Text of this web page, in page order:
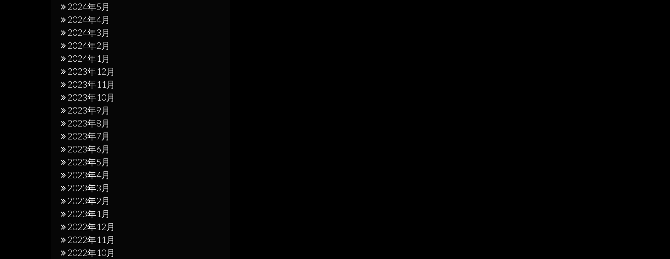
2024年5月
2024年4月
2024年3月
2024年2月
2024年1月
2023年12月
2023年11月
2023年10月
2023年9月
2023年8月
2023年7月
2023年6月
2023年5月
2023年4月
2023年3月
2023年2月
2023年1月
2022年12月
2022年11月
2022年10月